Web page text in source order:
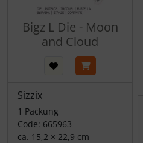
Bigz L Die - Moon
and Cloud
Sizzix
1 Packung
Code: 665963
ca. 15,2 × 22,9 cm